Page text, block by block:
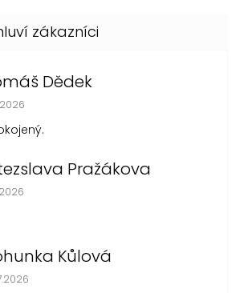
Dědek
obchodu je 5 z 5 hvězdiček.
Pražákova
obchodu je 5 z 5 hvězdiček.
Kůlová
obchodu je 5 z 5 hvězdiček.